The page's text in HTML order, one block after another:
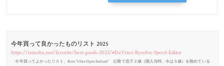
今年買って良かったものリスト 2025
https://tameha.net/favorite/best-goods-2025/#DaVinci-Resolve-Speed-Editor
今年買ってよかったリスト。Bose “Ultra Open Earbuds” 公園で息子２歳（購入当時。今は３歳）を眺めている